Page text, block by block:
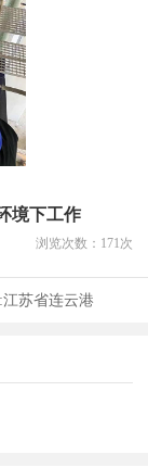
境下工作
浏览次数： 171次
江苏省连云港